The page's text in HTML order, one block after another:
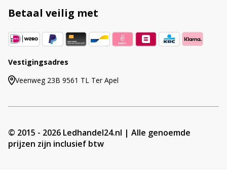
Betaal veilig met
Vestigingsadres
Veenweg 23B 9561 TL Ter Apel
© 2015 - 2026 Ledhandel24.nl | Alle genoemde
prijzen zijn inclusief btw